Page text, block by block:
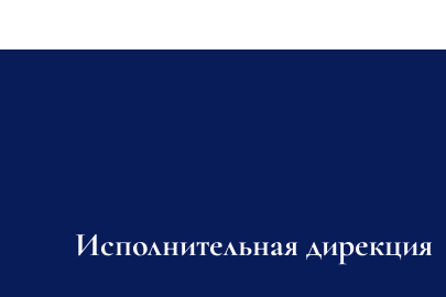
Исполнительная дирекция